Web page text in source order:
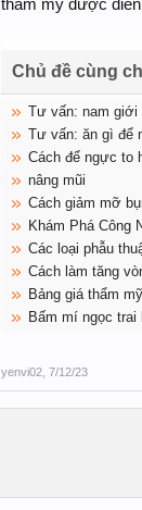
thẩm mỹ được
Chủ đề cùng
Tư vấn: nam giới
Tư vấn: ăn gì để
Cách để ngực to
nâng mũi
Cách giảm mỡ
Khám Phá Công
Các loại phẫu
Cách làm tăng
Bảng giá thẩm
Bấm mí ngọc trai
yenvi02 7/12/23